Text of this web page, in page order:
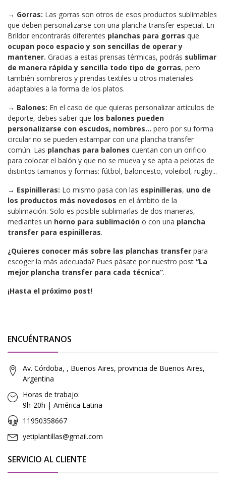
→ Gorras: Las gorras son otros de esos productos sublimables
que deben personalizarse con una plancha transfer especial. En
Brildor encontrarás diferentes planchas para gorras que
ocupan poco espacio y son sencillas de operar y
mantener. Gracias a estas prensas térmicas, podrás sublimar
de manera rápida y sencilla todo tipo de gorras, pero
también sombreros y prendas textiles u otros materiales
adaptables a la forma de los platos.
→ Balones: En el caso de que quieras personalizar artículos de
deporte, debes saber que los balones pueden
personalizarse con escudos, nombres... pero por su forma
circular no se pueden estampar con una plancha transfer
común. Las planchas para balones cuentan con un orificio
para colocar el balón y que no se mueva y se apta a pelotas de
distintos tamaños y formas: fútbol, baloncesto, voleibol, rugby...
→ Espinilleras: Lo mismo pasa con las espinilleras, uno de
los productos más novedosos en el ámbito de la
sublimación. Solo es posible sublimarlas de dos maneras,
mediantes un horno para sublimación o con una plancha
transfer para espinilleras.
¿Quieres conocer más sobre las planchas transfer para
escoger la más adecuada? Pues pásate por nuestro post “La
mejor plancha transfer para cada técnica”.
¡Hasta el próximo post!
ENCUÉNTRANOS
Av. Córdoba, , Buenos Aires, provincia de Buenos Aires,
Argentina
Horas de trabajo:
9h-20h | América Latina
11950358667
yetiplantillas@gmail.com
SERVICIO AL CLIENTE